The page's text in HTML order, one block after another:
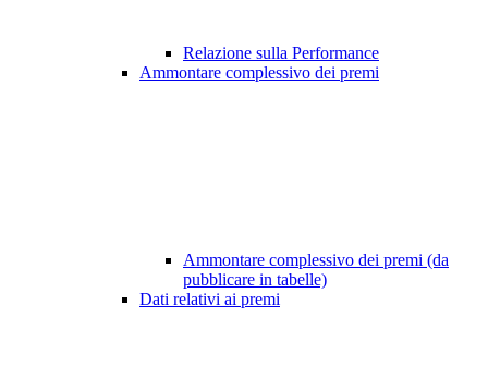
Relazione sulla Performance
Ammontare complessivo dei premi
Ammontare complessivo dei premi (da
pubblicare in tabelle)
Dati relativi ai premi